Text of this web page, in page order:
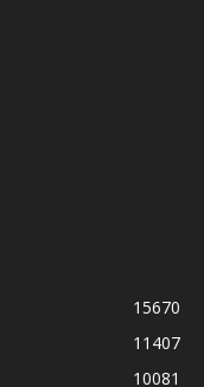
15670
11407
10081